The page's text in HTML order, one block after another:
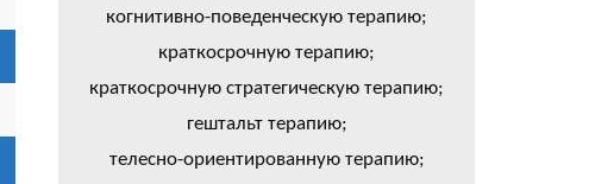
когнитивно-поведенческую терапию;
краткосрочную терапию;
краткосрочную стратегическую терапию;
гештальт терапию;
телесно-ориентированную терапию;